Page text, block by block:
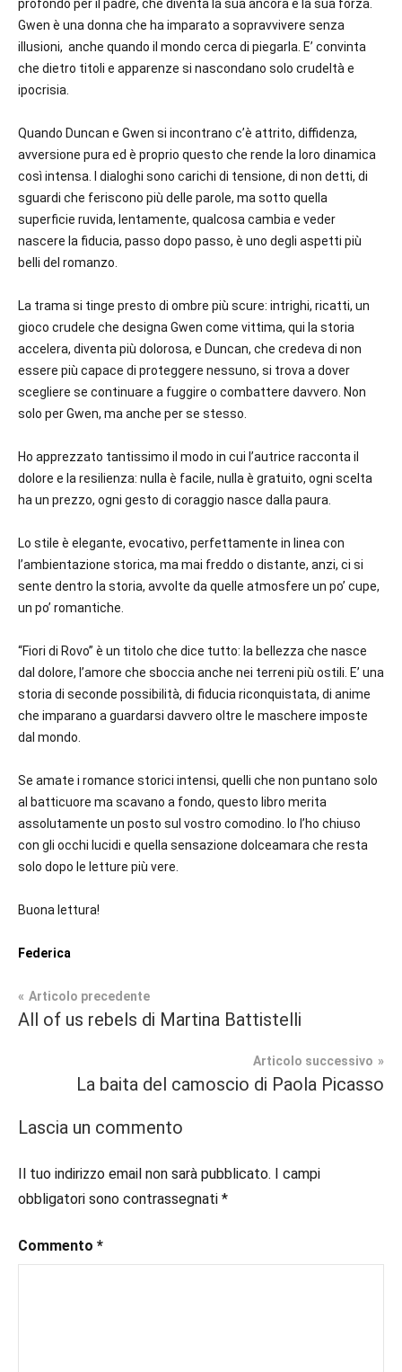
profondo per il padre, che diventa la sua ancora e la sua forza.
Gwen è una donna che ha imparato a sopravvivere senza
illusioni, anche quando il mondo cerca di piegarla. E’ convinta
che dietro titoli e apparenze si nascondano solo crudeltà e
ipocrisia.
Quando Duncan e Gwen si incontrano c’è attrito, diffidenza,
avversione pura ed è proprio questo che rende la loro dinamica
così intensa. I dialoghi sono carichi di tensione, di non detti, di
sguardi che feriscono più delle parole, ma sotto quella
superficie ruvida, lentamente, qualcosa cambia e veder
nascere la fiducia, passo dopo passo, è uno degli aspetti più
belli del romanzo.
La trama si tinge presto di ombre più scure: intrighi, ricatti, un
gioco crudele che designa Gwen come vittima, qui la storia
accelera, diventa più dolorosa, e Duncan, che credeva di non
essere più capace di proteggere nessuno, si trova a dover
scegliere se continuare a fuggire o combattere davvero. Non
solo per Gwen, ma anche per se stesso.
Ho apprezzato tantissimo il modo in cui l’autrice racconta il
dolore e la resilienza: nulla è facile, nulla è gratuito, ogni scelta
ha un prezzo, ogni gesto di coraggio nasce dalla paura.
Lo stile è elegante, evocativo, perfettamente in linea con
l’ambientazione storica, ma mai freddo o distante, anzi, ci si
sente dentro la storia, avvolte da quelle atmosfere un po’ cupe,
un po’ romantiche.
“Fiori di Rovo” è un titolo che dice tutto: la bellezza che nasce
dal dolore, l’amore che sboccia anche nei terreni più ostili. E’ una
storia di seconde possibilità, di fiducia riconquistata, di anime
che imparano a guardarsi davvero oltre le maschere imposte
dal mondo.
Se amate i romance storici intensi, quelli che non puntano solo
al batticuore ma scavano a fondo, questo libro merita
assolutamente un posto sul vostro comodino. Io l’ho chiuso
con gli occhi lucidi e quella sensazione dolceamara che resta
solo dopo le letture più vere.
Buona lettura!
Federica
Tag
#bloggerlife
#booklover,
#ebook
#historicalromancebook,
#inspiration
Recensioni
secondo
Storico
Navigazione
Articolo precedente
All of us rebels di Martina Battistelli
Articolo successivo
La baita del camoscio di Paola Picasso
Lascia un commento
Il tuo indirizzo email non sarà pubblicato. I campi
obbligatori sono contrassegnati *
Commento *